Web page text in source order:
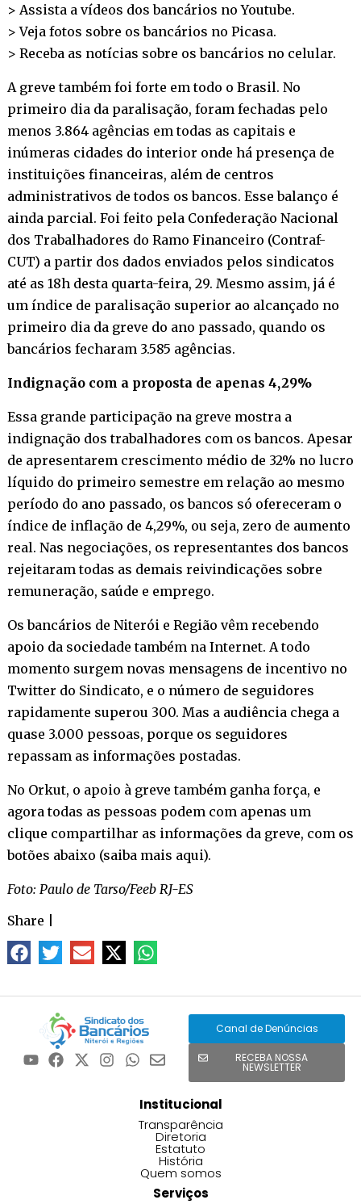
> Assista a vídeos dos bancários noYoutube.
> Veja fotos sobre os bancários no Picasa.
> Receba as notícias sobre os bancários no celular.
A greve também foi forte em todo o Brasil. No
primeiro dia da paralisação, foram fechadas pelo
menos 3.864 agências em todas as capitais e
inúmeras cidades do interior onde há presença de
instituições financeiras, além de centros
administrativos de todos os bancos. Esse balanço é
ainda parcial. Foi feito pela Confederação Nacional
dos Trabalhadores do Ramo Financeiro (Contraf-
CUT) a partir dos dados enviados pelos sindicatos
até as 18h desta quarta-feira, 29. Mesmo assim, já é
um índice de paralisação superior ao alcançado no
primeiro dia da greve do ano passado, quando os
bancários fecharam 3.585 agências.
Indignação com a proposta de apenas 4,29%
Essa grande participação na greve mostra a
indignação dos trabalhadores com os bancos. Apesar
de apresentarem crescimento médio de 32% no lucro
líquido do primeiro semestre em relação ao mesmo
período do ano passado, os bancos só ofereceram o
índice de inflação de 4,29%, ou seja, zero de aumento
real. Nas negociações, os representantes dos bancos
rejeitaram todas as demais reivindicações sobre
remuneração, saúde e emprego.
Os bancários de Niterói e Região vêm recebendo
apoio da sociedade também na Internet. A todo
momento surgem novas mensagens de incentivo no
Twitter do Sindicato, e o número de seguidores
rapidamente superou 300. Mas a audiência chega a
quase 3.000 pessoas, porque os seguidores
repassam as informações postadas.
No Orkut, o apoio à greve também ganha força, e
agora todas as pessoas podem com apenas um
clique compartilhar as informações da greve, com os
botões abaixo (saiba mais aqui).
Foto: Paulo de Tarso/Feeb RJ-ES
Share
Canal de Denúncias
RECEBA NOSSA
NEWSLETTER
Institucional
Transparência
Diretoria
Estatuto
História
Quem somos
Serviços